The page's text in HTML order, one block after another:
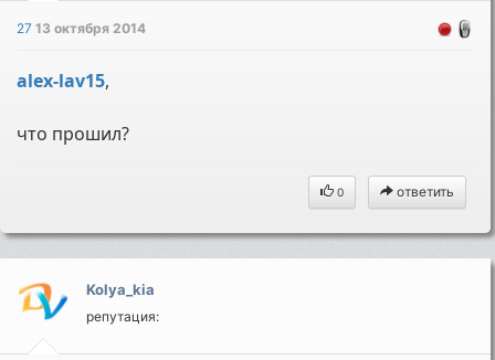
2713 октября 2014
alex-lav15,
что прошил?
0 ответить
Kolya_kia
репутация: